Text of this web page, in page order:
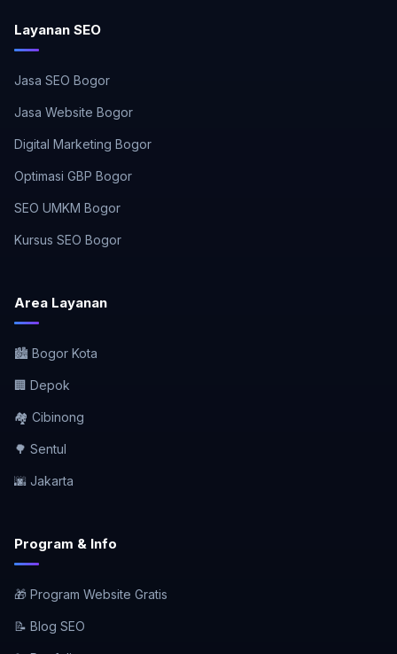
Layanan SEO
Jasa SEO Bogor
Jasa Website Bogor
Digital Marketing Bogor
Optimasi GBP Bogor
SEO UMKM Bogor
Kursus SEO Bogor
Area Layanan
🏙️ Bogor Kota
🏢 Depok
🏘️ Cibinong
🌳 Sentul
🌆 Jakarta
Program & Info
🎁 Program Website Gratis
📝 Blog SEO